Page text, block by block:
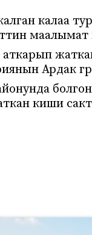
калаа
Ардак
киши